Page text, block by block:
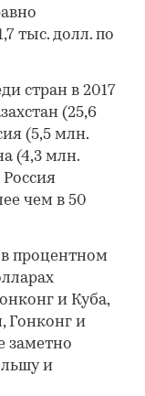
тыс. долл. по
стран в 2017
(25,6
(5,5 млн.
(4,3 млн.
Россия
чем в 50
процентном
и Куба,
Гонконг и
заметно
и